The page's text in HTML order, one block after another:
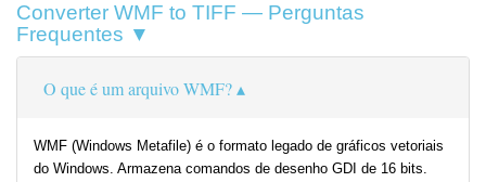
Converter WMF to TIFF — Perguntas
Frequentes ▼
O que é um arquivo WMF?
WMF (Windows Metafile) é o formato legado de gráficos vetoriais
do Windows. Armazena comandos de desenho GDI de 16 bits.